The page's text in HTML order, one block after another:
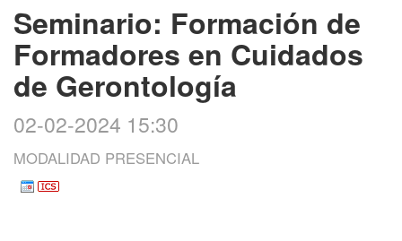
Seminario: Formación de
Formadores en Cuidados
de Gerontología
02-02-2024 15:30
MODALIDAD PRESENCIAL